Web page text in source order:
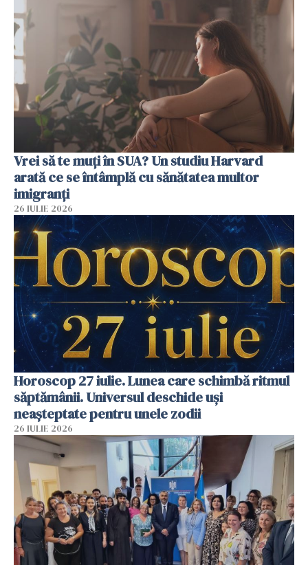
Vrei să te muți în SUA? Un studiu Harvard
arată ce se întâmplă cu sănătatea multor
imigranți
26 IULIE 2026
Horoscop 27 iulie. Lunea care schimbă ritmul
săptămânii. Universul deschide uși
neașteptate pentru unele zodii
26 IULIE 2026